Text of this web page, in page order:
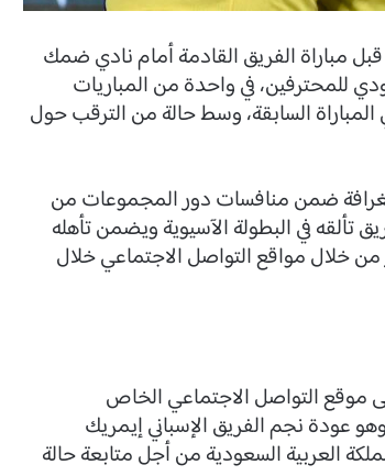
مباراة الفريق القادمة أمام نادي ضمك
للمحترفين، في واحدة من المباريات
المباراة السابقة، وسط حالة من الترقب حول
ضمن منافسات دور المجموعات من
تألقه في البطولة الآسيوية ويضمن تأهله
خلال مواقع التواصل الاجتماعي خلال
موقع التواصل الاجتماعي الخاص
عودة نجم الفريق الإسباني إيمريك
العربية السعودية من أجل متابعة حالة